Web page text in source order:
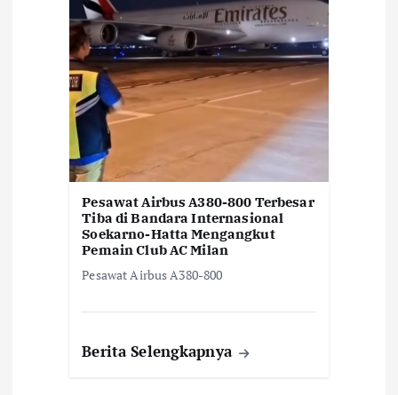
Pesawat Airbus A380-800 Terbesar
Tiba di Bandara Internasional
Soekarno-Hatta Mengangkut
Pemain Club AC Milan
Pesawat Airbus A380-800
Berita Selengkapnya